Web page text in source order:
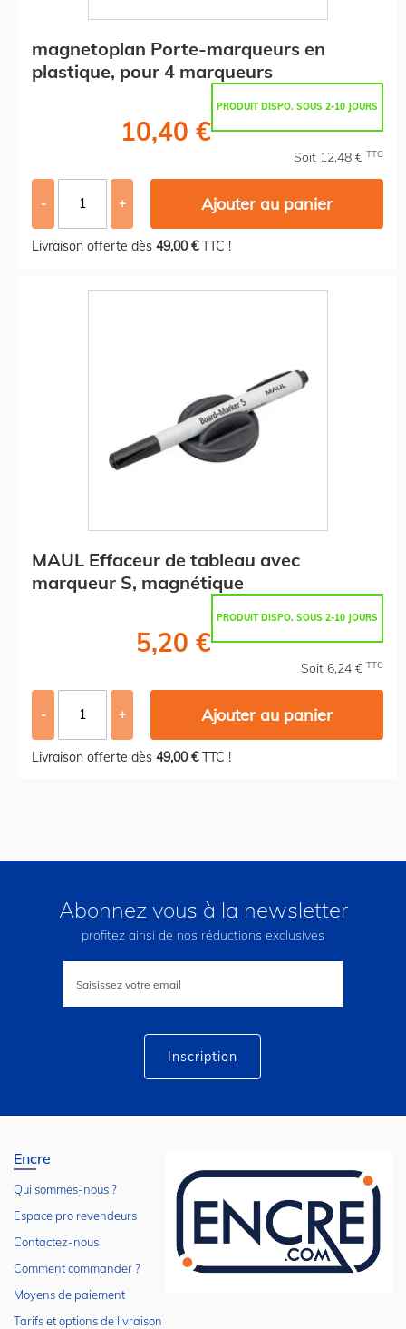
magnetoplan Porte-marqueurs en
plastique, pour 4 marqueurs
PRODUIT DISPO. SOUS 2-10 JOURS
10,40 €
Soit 12,48 € TTC
- + Ajouter au panier
Livraison offerte dès 49,00 €TTC !
MAUL Effaceur de tableau avec
marqueur S, magnétique
PRODUIT DISPO. SOUS 2-10 JOURS
5,20 €
Soit 6,24 € TTC
- + Ajouter au panier
Livraison offerte dès 49,00 €TTC !
Abonnez vous à la newsletter
profitez ainsi de nos réductions exclusives
lettre
Inscription
Encre
Qui sommes-nous ?
Espace pro revendeurs
Contactez-nous
Comment commander ?
Moyens de paiement
Tarifs et options de livraison